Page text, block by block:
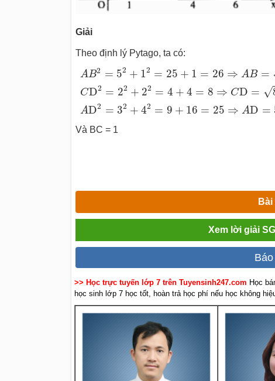
Giải
Theo định lý Pytago, ta có:
AB2 = 52 + 12 = 25 + 1 = 26 ⇒ AB =
CD2 = 22 + 22 = 4 + 4 = 8 ⇒ CD = √
AD2 = 32 + 42 = 9 + 16 = 25 ⇒ AD =
B2= +1 25 1=26 ⇒ = 26 D2=
Và BC = 1
Xem lời giải
>> Học trực tuyến lớp 7 trên Tuyensinh247.com Học
học sinh lớp 7 học tốt, hoàn trả học phí nếu học không